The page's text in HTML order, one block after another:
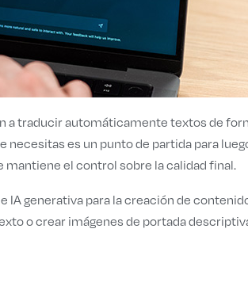
a traducir automáticamente textos de
necesitas es un punto de partida para
el control sobre la calidad final.
IA generativa para la creación de
o crear imágenes de portada